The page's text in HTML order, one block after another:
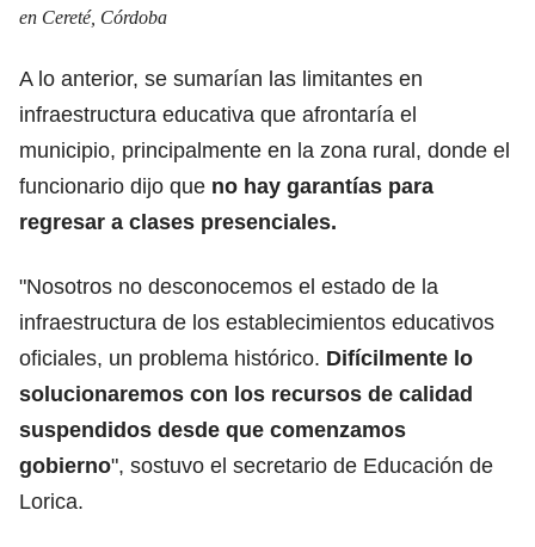
en Cereté, Córdoba
A lo anterior, se sumarían las limitantes en
infraestructura educativa que afrontaría el
municipio, principalmente en la zona rural, donde el
funcionario dijo que no hay garantías para
regresar a clases presenciales.
"Nosotros no desconocemos el estado de la
infraestructura de los establecimientos educativos
oficiales, un problema histórico. Difícilmente lo
solucionaremos con los recursos de calidad
suspendidos desde que comenzamos
gobierno", sostuvo el secretario de Educación de
Lorica.